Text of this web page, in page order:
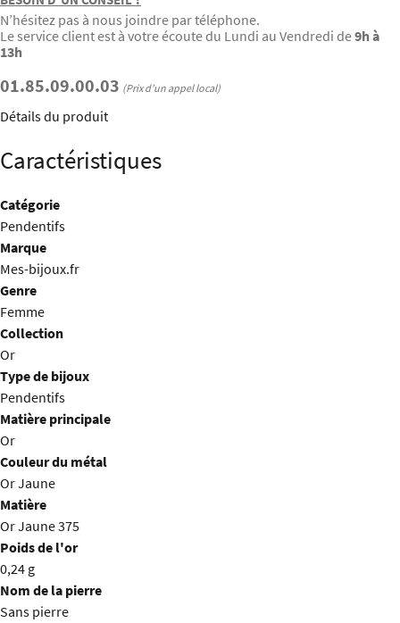
N’hésitez pas à nous joindre par téléphone.
Le service client est à votre écoute du Lundi au Vendredi de9h à
13h
01.85.09.00.03 (Prix d’un appel local)
Détails du produit
Caractéristiques
Catégorie
Pendentifs
Marque
Mes-bijoux.fr
Genre
Femme
Collection
Or
Type de bijoux
Pendentifs
Matière principale
Or
Couleur du métal
Or Jaune
Matière
Or Jaune 375
Poids de l'or
0,24 g
Nom de la pierre
Sans pierre